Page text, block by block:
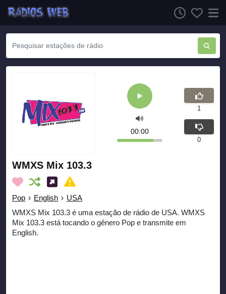
WMXS Mix 103.3
Pop › English › USA
WMXS Mix 103.3 é uma estação de rádio de USA. WMXS
Mix 103.3 está tocando o gênero Pop e transmite em
English.
00:00
1
0